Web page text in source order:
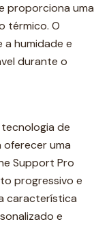
proporciona uma
térmico. O
humidade e
durante o
de
uma
Support Pro
progressivo e
característica
e